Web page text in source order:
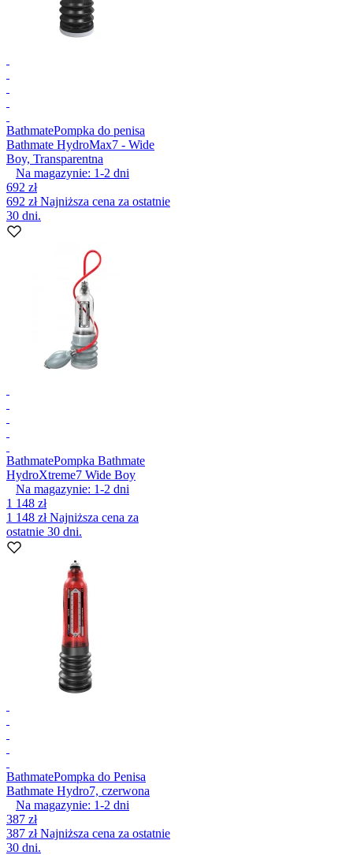
BathmatePompka do penisa
Bathmate HydroMax7 - Wide
Boy, Transparentna
Na magazynie: 1-2 dni
692 zł
692 złNajniższa cena za ostatnie
30 dni.
BathmatePompka Bathmate
HydroXtreme7 Wide Boy
Na magazynie: 1-2 dni
1 148 zł
1 148 złNajniższa cena za
ostatnie 30 dni.
BathmatePompka do Penisa
Bathmate Hydro7, czerwona
Na magazynie: 1-2 dni
387 zł
387 złNajniższa cena za ostatnie
30 dni.